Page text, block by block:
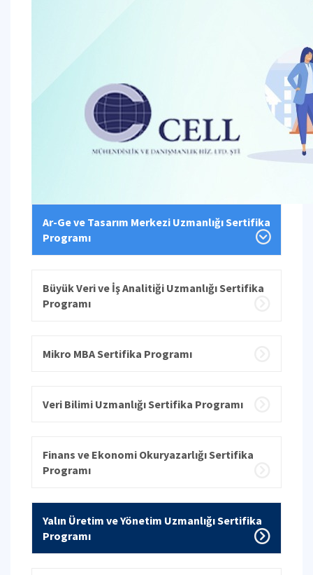
Ar-Ge ve Tasarım Merkezi Uzmanlığı Sertifika
Programı
Büyük Veri ve İş Analitiği Uzmanlığı Sertifika
Programı
Mikro MBA Sertifika Programı
Veri Bilimi Uzmanlığı Sertifika Programı
Finans ve Ekonomi Okuryazarlığı Sertifika
Programı
Yalın Üretim ve Yönetim Uzmanlığı Sertifika
Programı